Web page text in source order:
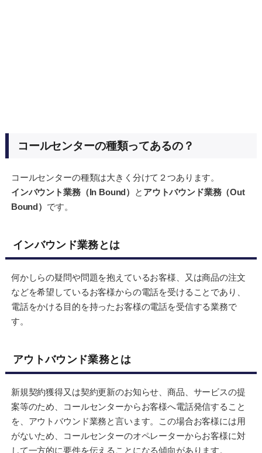
コールセンターの種類ってあるの？
コールセンターの種類は大きく分けて２つあります。
インバウント業務（In Bound）
と アウトバウンド業務（Out
Bound） です。
インバウンド業務とは
何かしらの疑問や問題を抱えているお客様、又は商品の注文
などを希望しているお客様からの電話を受けることであり、
電話をかける目的を持ったお客様の電話を受信する業務で
す。
アウトバウンド業務とは
新規契約獲得又は契約更新のお知らせ、商品、サービスの提
案等のため、コールセンターからお客様へ電話発信すること
を、アウトバウンド業務と言います。この場合お客様には用
がないため、コールセンターのオペレーターからお客様に対
して一方的に要件を伝えることになる傾向があります。